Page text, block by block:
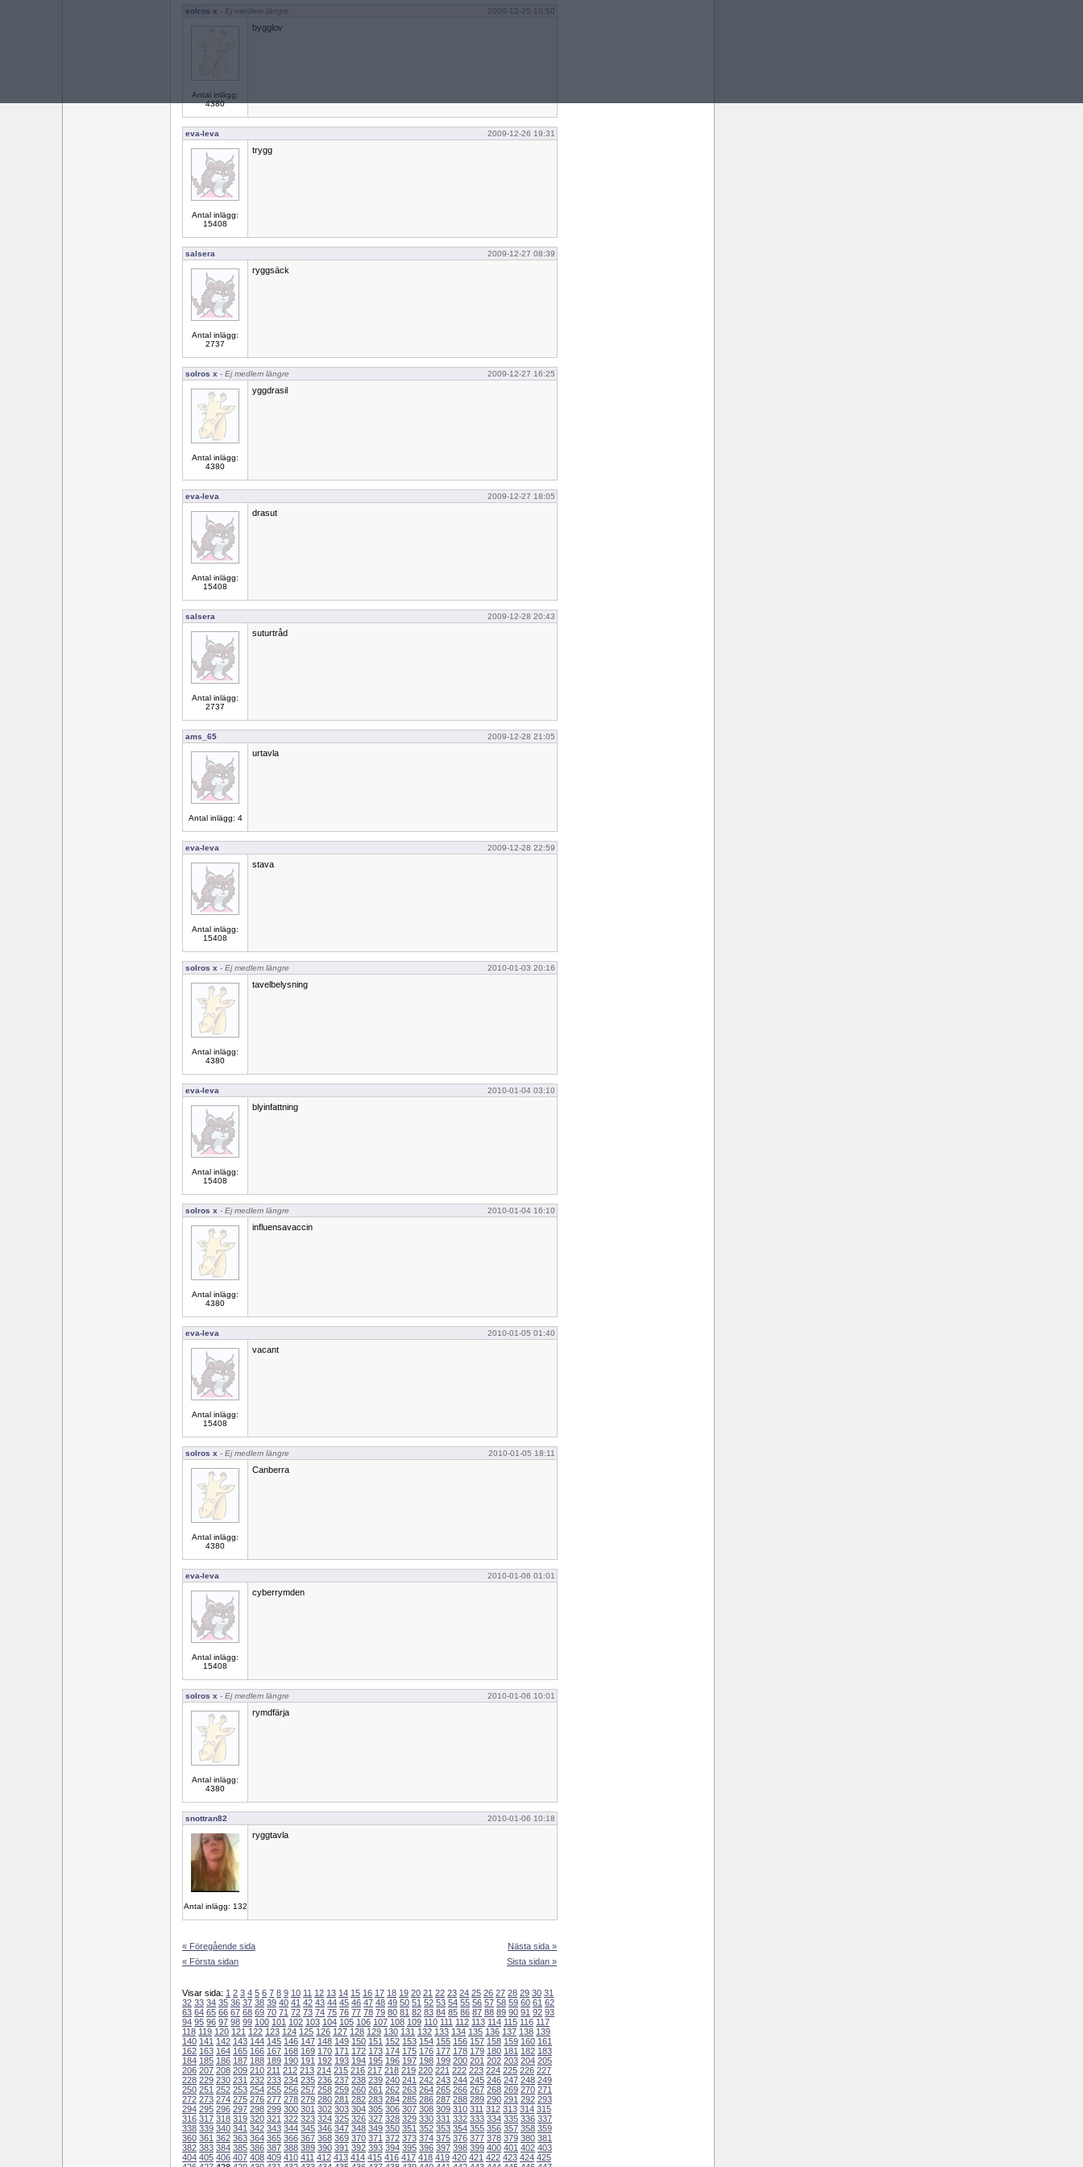
solros x - Ej medlem längre 2009-12-25 10:50
Antal inlägg:
4380
bygglov
eva-leva 2009-12-26 19:31
Antal inlägg:
15408
trygg
salsera 2009-12-27 08:39
Antal inlägg:
2737
ryggsäck
solros x - Ej medlem längre 2009-12-27 16:25
Antal inlägg:
4380
yggdrasil
eva-leva 2009-12-27 18:05
Antal inlägg:
15408
drasut
salsera 2009-12-28 20:43
Antal inlägg:
2737
suturtråd
ams_65 2009-12-28 21:05
Antal inlägg: 4
urtavla
eva-leva 2009-12-28 22:59
Antal inlägg:
15408
stava
solros x - Ej medlem längre 2010-01-03 20:16
Antal inlägg:
4380
tavelbelysning
eva-leva 2010-01-04 03:10
Antal inlägg:
15408
blyinfattning
solros x - Ej medlem längre 2010-01-04 16:10
Antal inlägg:
4380
influensavaccin
eva-leva 2010-01-05 01:40
Antal inlägg:
15408
vacant
solros x - Ej medlem längre 2010-01-05 18:11
Antal inlägg:
4380
Canberra
eva-leva 2010-01-06 01:01
Antal inlägg:
15408
cyberrymden
solros x - Ej medlem längre 2010-01-06 10:01
Antal inlägg:
4380
rymdfärja
snottran82 2010-01-06 10:18
Antal inlägg: 132
ryggtavla
« Föregående sida
« Första sidan
Nästa sida »
Sista sidan »
Visar sida: 1 2 3 4 5 6 7 8 9 10 11 12 13 14 15 16 17 18 19 20 21 22 23 24 25 26 27 28 29 30 31
32 33 34 35 36 37 38 39 40 41 42 43 44 45 46 47 48 49 50 51 52 53 54 55 56 57 58 59 60 61 62
63 64 65 66 67 68 69 70 71 72 73 74 75 76 77 78 79 80 81 82 83 84 85 86 87 88 89 90 91 92 93
94 95 96 97 98 99 100 101 102 103 104 105 106 107 108 109 110 111 112 113 114 115 116 117
118 119 120 121 122 123 124 125 126 127 128 129 130 131 132 133 134 135 136 137 138 139
140 141 142 143 144 145 146 147 148 149 150 151 152 153 154 155 156 157 158 159 160 161
162 163 164 165 166 167 168 169 170 171 172 173 174 175 176 177 178 179 180 181 182 183
184 185 186 187 188 189 190 191 192 193 194 195 196 197 198 199 200 201 202 203 204 205
206 207 208 209 210 211 212 213 214 215 216 217 218 219 220 221 222 223 224 225 226 227
228 229 230 231 232 233 234 235 236 237 238 239 240 241 242 243 244 245 246 247 248 249
250 251 252 253 254 255 256 257 258 259 260 261 262 263 264 265 266 267 268 269 270 271
272 273 274 275 276 277 278 279 280 281 282 283 284 285 286 287 288 289 290 291 292 293
294 295 296 297 298 299 300 301 302 303 304 305 306 307 308 309 310 311 312 313 314 315
316 317 318 319 320 321 322 323 324 325 326 327 328 329 330 331 332 333 334 335 336 337
338 339 340 341 342 343 344 345 346 347 348 349 350 351 352 353 354 355 356 357 358 359
360 361 362 363 364 365 366 367 368 369 370 371 372 373 374 375 376 377 378 379 380 381
382 383 384 385 386 387 388 389 390 391 392 393 394 395 396 397 398 399 400 401 402 403
404 405 406 407 408 409 410 411 412 413 414 415 416 417 418 419 420 421 422 423 424 425